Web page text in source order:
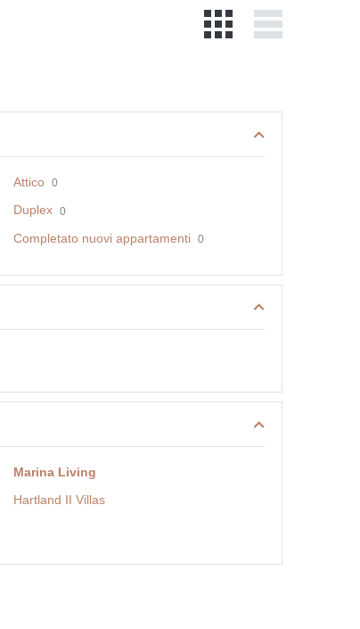
Attico 0
Duplex 0
Completato nuovi appartamenti 0
Marina Living
Hartland II Villas